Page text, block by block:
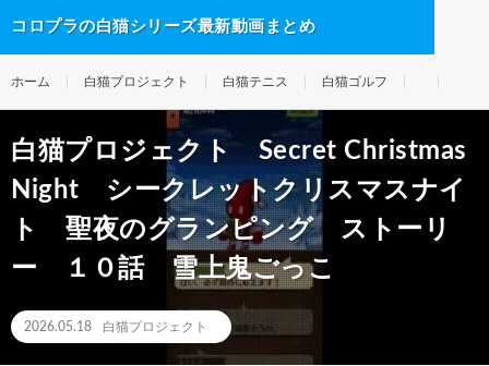
コロプラの白猫シリーズ最新動画まとめ
ホーム 白猫プロジェクト 白猫テニス 白猫ゴルフ
白猫プロジェクト Secret Christmas
Night シークレットクリスマスナイ
ト 聖夜のグランピング ストーリ
ー １０話 雪上鬼ごっこ
2026.05.18 白猫プロジェクト